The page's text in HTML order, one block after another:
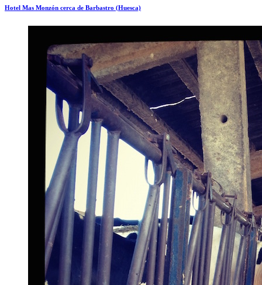
Hotel Mas Monzón cerca de Barbastro (Huesca)